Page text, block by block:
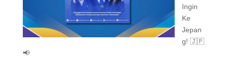
Ingin
Ke
Jepan
g! 🇯🇵
📢